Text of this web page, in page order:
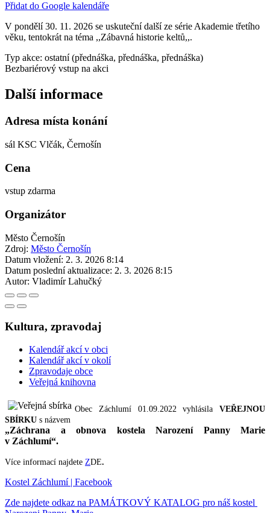
Přidat do Google kalendáře
V pondělí 30. 11. 2026 se uskuteční další ze série Akademie třetího
věku, tentokrát na téma ,,Zábavná historie keltů,,.
Typ akce: ostatní (přednáška, přednáška, přednáška)
Bezbariérový vstup na akci
Další informace
Adresa místa konání
sál KSC Vlčák, Černošín
Cena
vstup zdarma
Organizátor
Město Černošín
Zdroj: Město Černošín
Datum vložení: 2. 3. 2026 8:14
Datum poslední aktualizace: 2. 3. 2026 8:15
Autor: Vladimír Lahučký
Kultura, zpravodaj
Kalendář akcí v obci
Kalendář akcí v okolí
Zpravodaje obce
Veřejná knihovna
Obec Záchlumí 01.09.2022 vyhlásila VEŘEJNOU
SBÍRKU s názvem
„Záchrana a obnova kostela Narození Panny Marie
v Záchlumí“.
Více informací najdete ZDE.
Kostel Záchlumí | Facebook
Zde najdete odkaz na PAMÁTKOVÝ KATALOG pro náš kostel